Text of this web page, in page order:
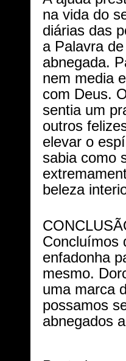
na vida do
diárias das
a Palavra
abnegada.
nem media
com Deus.
sentia um
outros
elevar o
sabia como
beleza
Concluímos
enfadonha
mesmo.
uma marca
possamos
abnegados